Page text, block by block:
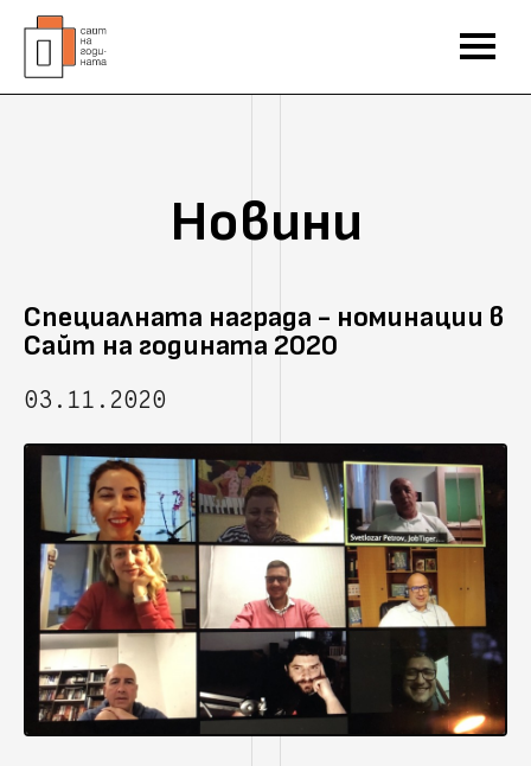
Новини
Специалната награда - номинации в
Сайт на годината 2020
03.11.2020